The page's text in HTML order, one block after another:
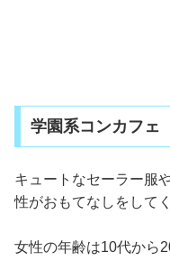
学園系コンカフェ
キュートなセーラー服
性がおもてなしをして
女性の年齢は10代から